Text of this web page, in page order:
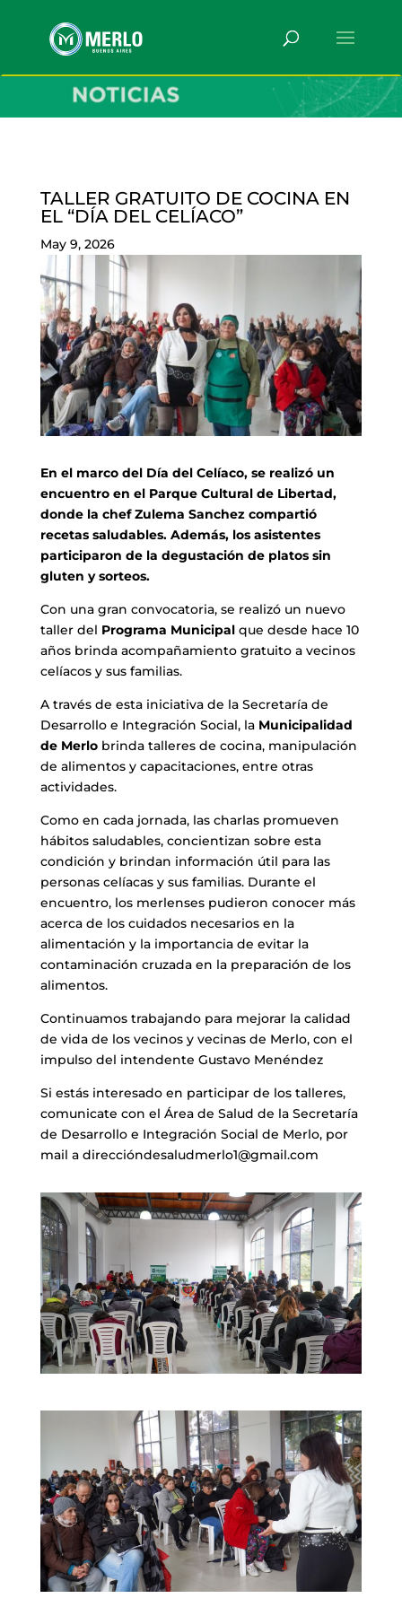
TALLER GRATUITO DE COCINA EN
EL “DÍA DEL CELÍACO”
May 9, 2026
En el marco del Día del Celíaco, se realizó un
encuentro en el Parque Cultural de Libertad,
donde la chef Zulema Sanchez compartió
recetas saludables. Además, los asistentes
participaron de la degustación de platos sin
gluten y sorteos.
Con una gran convocatoria, se realizó un nuevo
taller del Programa Municipalque desde hace 10
años brinda acompañamiento gratuito a vecinos
celíacos y sus familias.
A través de esta iniciativa de la Secretaría de
Desarrollo e Integración Social, laMunicipalidad
de Merlobrinda talleres de cocina, manipulación
de alimentos y capacitaciones, entre otras
actividades.
Como en cada jornada, las charlas promueven
hábitos saludables, concientizan sobre esta
condición y brindan información útil para las
personas celíacas y sus familias. Durante el
encuentro, los merlenses pudieron conocer más
acerca de los cuidados necesarios en la
alimentación y la importancia de evitar la
contaminación cruzada en la preparación de los
alimentos.
Continuamos trabajando para mejorar la calidad
de vida de los vecinos y vecinas de Merlo, con el
impulso del intendente Gustavo Menéndez
Si estás interesado en participar de los talleres,
comunicate con el Área de Salud de la Secretaría
de Desarrollo e Integración Social de Merlo, por
mail a direccióndesaludmerlo1@gmail.com